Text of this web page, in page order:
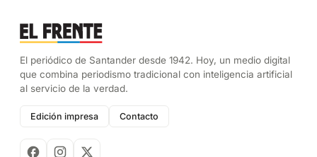
El periódico de Santander desde 1942. Hoy, un medio digital
que combina periodismo tradicional con inteligencia artificial
al servicio de la verdad.
Edición impresa Contacto